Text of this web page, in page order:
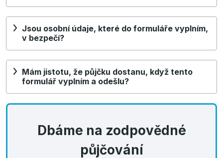
Jsou osobní údaje, které do formuláře vyplním,
v bezpečí?
Mám jistotu, že půjčku dostanu, když tento
formulář vyplním a odešlu?
Dbáme na zodpovědné
půjčování